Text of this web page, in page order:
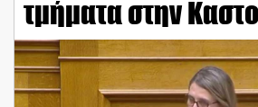
τμήματα στην